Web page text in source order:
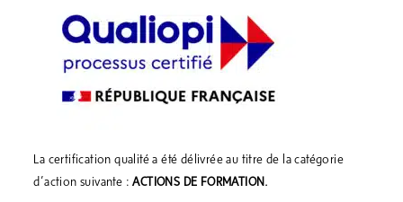
La certification qualité a été délivrée au titre de la catégorie
d’action suivante :ACTIONS DE FORMATION.